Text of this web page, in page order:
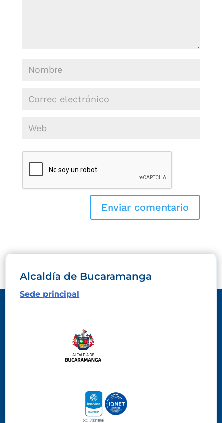
Alcaldía de Bucaramanga
Sede principal